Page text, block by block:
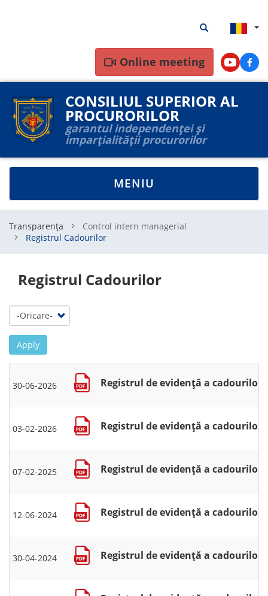
Rezultate
căutare
Rezultate
Online meeting Youtube
CONSILIUL SUPERIOR AL
PROCURORILOR
garantul independenței și
imparțialității procurorilor
TOGGLE
NAVIGATION
MENIU
Transparența
Control intern managerial
Registrul Cadourilor
Registrul Cadourilor
Apply
30-06-2026 Registrul de evidență a cadourilor
03-02-2026 Registrul de evidență a cadourilor
07-02-2025 Registrul de evidență a cadourilor
12-06-2024 Registrul de evidență a cadourilor
30-04-2024 Registrul de evidență a cadourilor